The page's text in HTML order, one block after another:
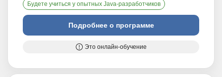
Будете учиться у опытных Java-разработчиков
Подробнее о программе
Это онлайн-обучение